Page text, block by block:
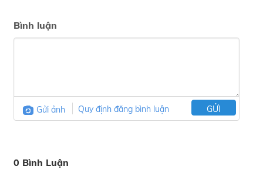
Bình luận
Gửi ảnh Quy định đăng bình luận GỬI
0 Bình Luận